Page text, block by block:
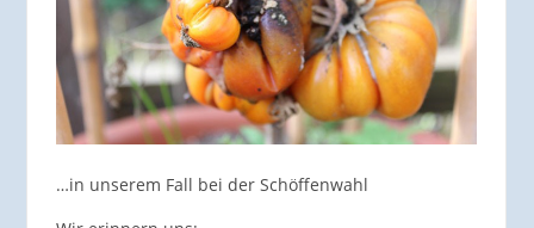
…in unserem Fall bei der Schöffenwahl